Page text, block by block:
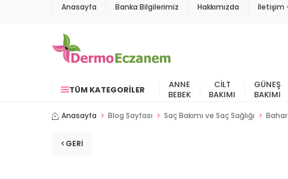
Anasayfa Banka Bilgilerimiz Hakkımızda İletişim
TÜM KATEGORILER
ANNE
BEBEK
CILT
BAKIMI
GÜNEŞ
BAKIMI
Anasayfa Blog Sayfası Saç Bakımı ve Saç Sağlığı
GERI